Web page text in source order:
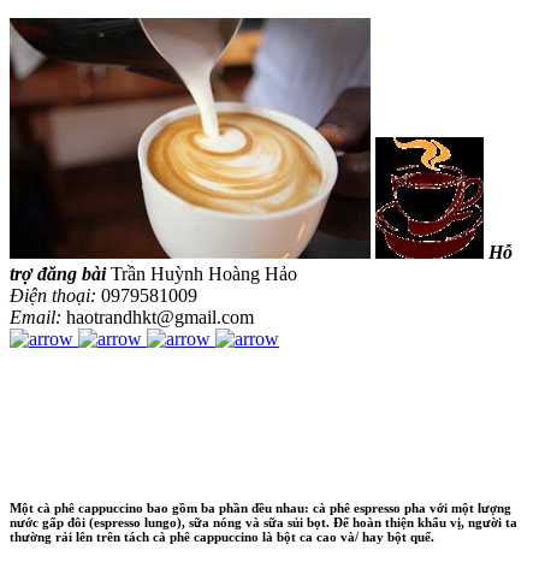
Hỗ
trợ đăng bàiTrần Huỳnh Hoàng Hảo
Điện thoại: 0979581009
Email: haotrandhkt@gmail.com
Một cà phê cappuccino bao gồm ba phần đều nhau: cà phê espresso pha với một lượng
nước gấp đôi (espresso lungo), sữa nóng và sữa sủi bọt. Để hoàn thiện khẩu vị, người ta
thường rải lên trên tách cà phê cappuccino là bột ca cao và/ hay bột quế.